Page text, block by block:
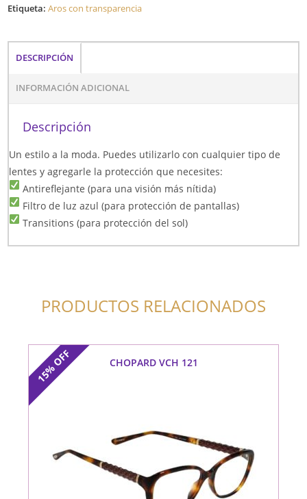
Etiqueta:Aros con transparencia
DESCRIPCIÓN
INFORMACIÓN ADICIONAL
Descripción
Un estilo a la moda. Puedes utilizarlo con cualquier tipo de
lentes y agregarle la protección que necesites:
Antireflejante (para una visión más nítida)
Filtro de luz azul (para protección de pantallas)
Transitions (para protección del sol)
PRODUCTOS RELACIONADOS
15%
OFF CHOPARD VCH 121